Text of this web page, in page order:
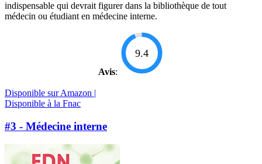
indispensable qui devrait figurer dans la bibliothèque de tout
médecin ou étudiant en médecine interne.
Avis:
9.4
Disponible sur Amazon |
Disponible à la Fnac
#3 - Médecine interne